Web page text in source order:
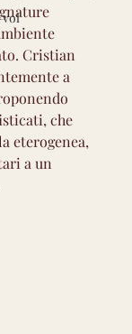
vol
Cristian
a
che
eterogenea,
a un